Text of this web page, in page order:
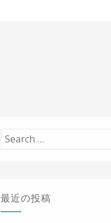
最近の投稿